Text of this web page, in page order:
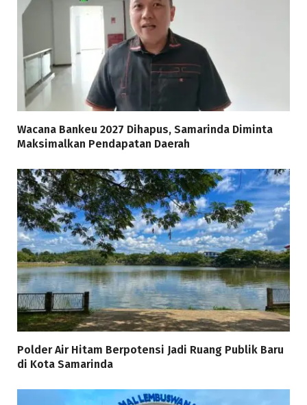
Wacana Bankeu 2027 Dihapus, Samarinda Diminta
Maksimalkan Pendapatan Daerah
Polder Air Hitam Berpotensi Jadi Ruang Publik Baru
di Kota Samarinda